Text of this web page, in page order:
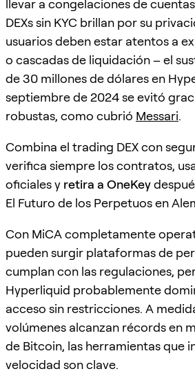
llevar a congelaciones de
DEXs sin KYC brillan por su
usuarios deben estar atentos a
o cascadas de liquidación – el
de 30 millones de dólares en
septiembre de 2024 se evitó
robustas, como cubrió Messari.
Combina el trading DEX con
verifica siempre los contratos,
oficiales y retira a OneKey
El Futuro de los Perpetuos en
Con MiCA completamente
pueden surgir plataformas de
cumplan con las regulaciones,
Hyperliquid probablemente
acceso sin restricciones. A
volúmenes alcanzan récords en
de Bitcoin, las herramientas que
velocidad son clave.